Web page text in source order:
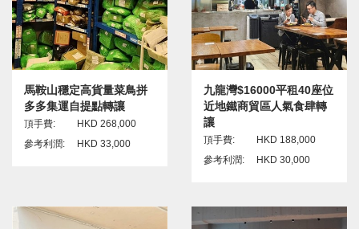
馬鞍山穩定高貨量菜鳥拼
多多集運自提點轉讓
頂手費:
HKD 268,000
參考利潤:
HKD 33,000
九龍灣$16000平租40座位
近地鐵商貿區人氣食肆轉
讓
頂手費:
HKD 188,000
參考利潤:
HKD 30,000